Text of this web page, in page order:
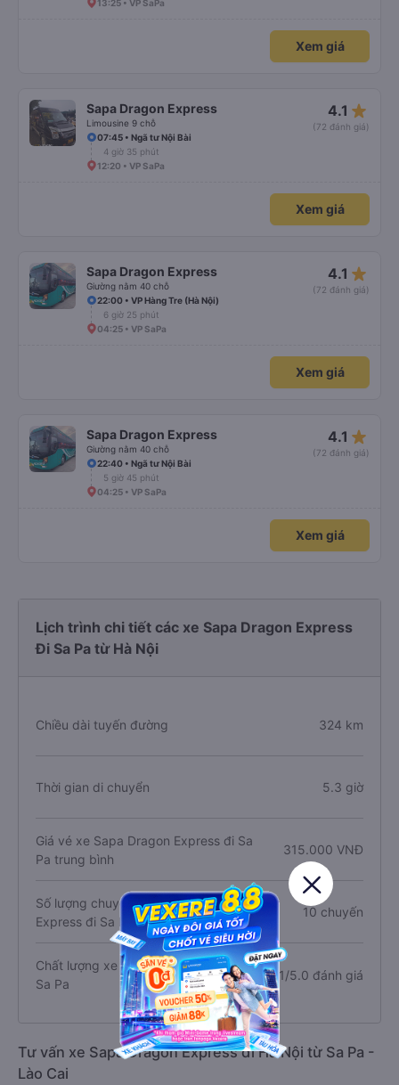
13:25 • VP SaPa
Xem giá
Sapa Dragon Express
Limousine 9 chỗ
4.1 star_rate
(72 đánh giá)
07:45 • Ngã tư Nội Bài
4 giờ 35 phút
12:20 • VP SaPa
Xem giá
Sapa Dragon Express
Giường nằm 40 chỗ
4.1 star_rate
(72 đánh giá)
22:00 • VP Hàng Tre (Hà Nội)
6 giờ 25 phút
04:25 • VP SaPa
Xem giá
Sapa Dragon Express
Giường nằm 40 chỗ
4.1 star_rate
(72 đánh giá)
22:40 • Ngã tư Nội Bài
5 giờ 45 phút
04:25 • VP SaPa
Xem giá
Lịch trình chi tiết các xe Sapa Dragon Express
Đi Sa Pa từ Hà Nội
Chiều dài tuyến đường 324 km
Thời gian di chuyển 5.3 giờ
Giá vé xe Sapa Dragon Express đi Sa
Pa trung bình
315.000 VNĐ
Số lượng chuyến xe Sapa Dragon
Express đi Sa Pa
10 chuyến
Chất lượng xe Sapa Dragon Express đi
Sa Pa
4.1/5.0 đánh giá
Tư vấn xe Sapa Dragon Express đi Hà Nội từ Sa Pa -
Lào Cai